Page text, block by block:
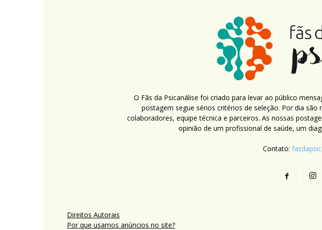
O Fãs da Psicanálise foi criado para levar ao público
postagem segue sérios critérios de seleção. Por dia
colaboradores, equipe técnica e parceiros. As nossas
opinião de um profissional de saúde, um
Contato:
Direitos Autorais
Por que usamos anúncios no site?